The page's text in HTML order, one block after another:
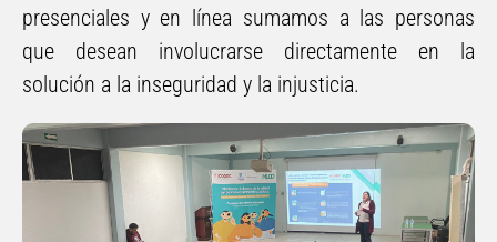
presenciales y en línea sumamos a las personas
que desean involucrarse directamente en la
solución a la inseguridad y la injusticia.